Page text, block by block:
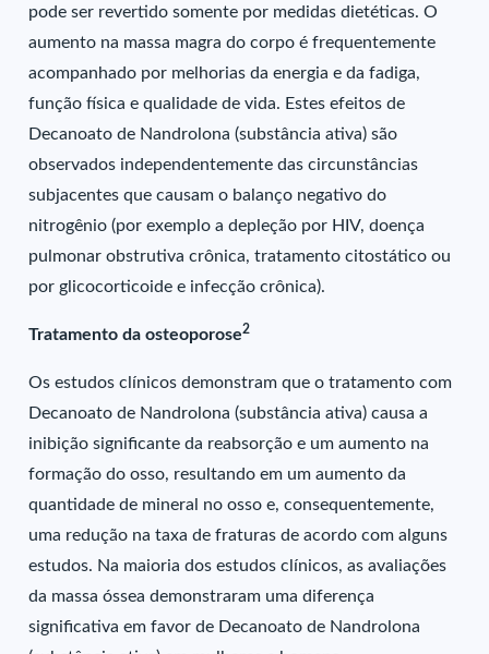
pode ser revertido somente por medidas dietéticas. O
aumento na massa magra do corpo é frequentemente
acompanhado por melhorias da energia e da fadiga,
função física e qualidade de vida. Estes efeitos de
Decanoato de Nandrolona (substância ativa) são
observados independentemente das circunstâncias
subjacentes que causam o balanço negativo do
nitrogênio (por exemplo a depleção por HIV, doença
pulmonar obstrutiva crônica, tratamento citostático ou
por glicocorticoide e infecção crônica).
Tratamento da osteoporose2
Os estudos clínicos demonstram que o tratamento com
Decanoato de Nandrolona (substância ativa) causa a
inibição significante da reabsorção e um aumento na
formação do osso, resultando em um aumento da
quantidade de mineral no osso e, consequentemente,
uma redução na taxa de fraturas de acordo com alguns
estudos. Na maioria dos estudos clínicos, as avaliações
da massa óssea demonstraram uma diferença
significativa em favor de Decanoato de Nandrolona